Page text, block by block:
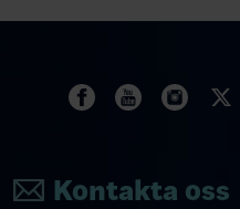
Kontakta oss